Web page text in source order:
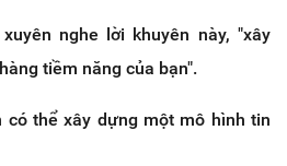
nghe lời khuyên này, "xây
tiềm năng của bạn".
có thể xây dựng một mô hình tin